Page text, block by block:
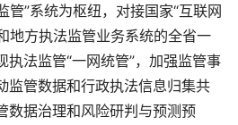
管”系统为枢纽，对接国家“互联网
地方执法监管业务系统的全省一
执法监管“一网统管”，加强监管事
监管数据和行政执法信息归集共
数据治理和风险研判与预测预